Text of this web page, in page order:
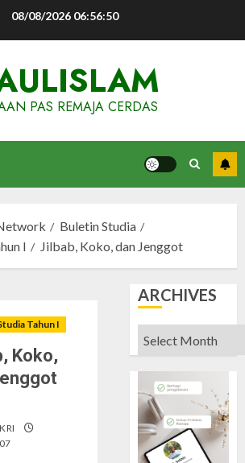
08/08/2026 06:56:51
PAS REMAJA CERDAS
Buletin Studia
I
Jilbab, Koko, dan Jenggot
Tahun I
Koko,
ARCHIVES
Archives